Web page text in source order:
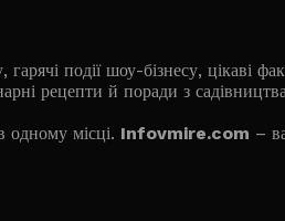
події шоу-бізнесу, цікаві
рецепти й поради з
одному місці. Infovmire.com –